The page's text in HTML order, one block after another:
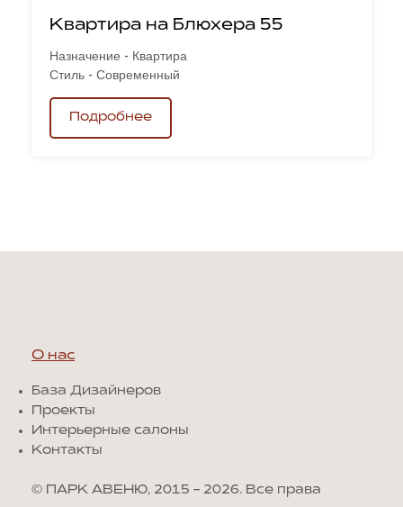
Квартира на Блюхера 55
Назначение - Квартира
Стиль - Современный
Подробнее
О нас
База Дизайнеров
Проекты
Интерьерные салоны
Контакты
© ПАРК АВЕНЮ, 2015 - 2026. Все права